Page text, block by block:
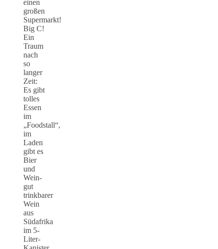
einen
großen
Supermarkt!
Big C!
Ein
Traum
nach
so
langer
Zeit:
Es gibt
tolles
Essen
im
„Foodstall“,
im
Laden
gibt es
Bier
und
Wein-
gut
trinkbarer
Wein
aus
Südafrika
im 5-
Liter-